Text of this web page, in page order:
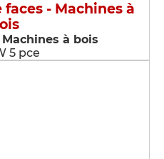
- Machines à
à bois
5 pce